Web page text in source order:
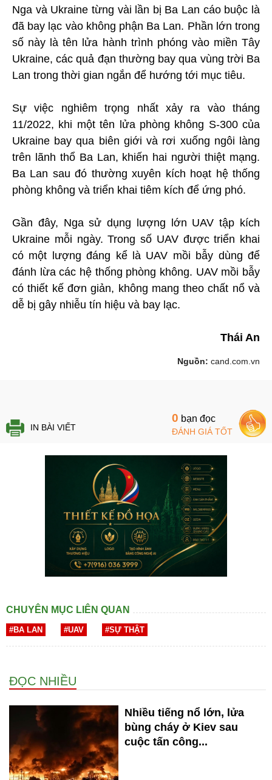
Nga và Ukraine từng vài lần bị Ba Lan cáo buộc là
đã bay lạc vào không phận Ba Lan. Phần lớn trong
số này là tên lửa hành trình phóng vào miền Tây
Ukraine, các quả đạn thường bay qua vùng trời Ba
Lan trong thời gian ngắn để hướng tới mục tiêu.
Sự việc nghiêm trọng nhất xảy ra vào tháng
11/2022, khi một tên lửa phòng không S-300 của
Ukraine bay qua biên giới và rơi xuống ngôi làng
trên lãnh thổ Ba Lan, khiến hai người thiệt mạng.
Ba Lan sau đó thường xuyên kích hoạt hệ thống
phòng không và triển khai tiêm kích để ứng phó.
Gần đây, Nga sử dụng lượng lớn UAV tập kích
Ukraine mỗi ngày. Trong số UAV được triển khai
có một lượng đáng kể là UAV mồi bẫy dùng để
đánh lừa các hệ thống phòng không. UAV mồi bẫy
có thiết kế đơn giản, không mang theo chất nổ và
dễ bị gây nhiễu tín hiệu và bay lạc.
Thái An
Nguồn: cand.com.vn
IN BÀI VIẾT
0 bạn đọc
ĐÁNH GIÁ TỐT
CHUYÊN MỤC LIÊN QUAN
#BA LAN #UAV #SỰ THẬT
ĐỌC NHIỀU
Nhiều tiếng nổ lớn, lửa
bùng cháy ở Kiev sau
cuộc tấn công...